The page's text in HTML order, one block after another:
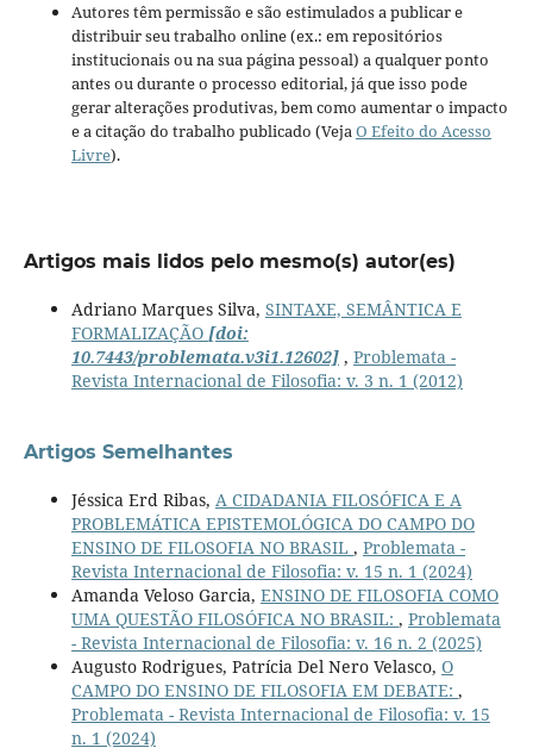
Autores têm permissão e são estimulados a publicar e
distribuir seu trabalho online (ex.: em repositórios
institucionais ou na sua página pessoal) a qualquer ponto
antes ou durante o processo editorial, já que isso pode
gerar alterações produtivas, bem como aumentar o impacto
e a citação do trabalho publicado (VejaO Efeito do Acesso
Livre).
Artigos mais lidos pelo mesmo(s) autor(es)
Adriano Marques Silva, SINTAXE, SEMÂNTICA E
FORMALIZAÇÃO [doi:
10.7443/problemata.v3i1.12602], Problemata -
Revista Internacional de Filosofia: v. 3 n. 1 (2012)
Artigos Semelhantes
Jéssica Erd Ribas, A CIDADANIA FILOSÓFICA E A
PROBLEMÁTICA EPISTEMOLÓGICA DO CAMPO DO
ENSINO DE FILOSOFIA NO BRASIL , Problemata -
Revista Internacional de Filosofia: v. 15 n. 1 (2024)
Amanda Veloso Garcia, ENSINO DE FILOSOFIA COMO
UMA QUESTÃO FILOSÓFICA NO BRASIL: , Problemata
- Revista Internacional de Filosofia: v. 16 n. 2 (2025)
Augusto Rodrigues, Patrícia Del Nero Velasco, O
CAMPO DO ENSINO DE FILOSOFIA EM DEBATE: ,
Problemata - Revista Internacional de Filosofia: v. 15
n. 1 (2024)